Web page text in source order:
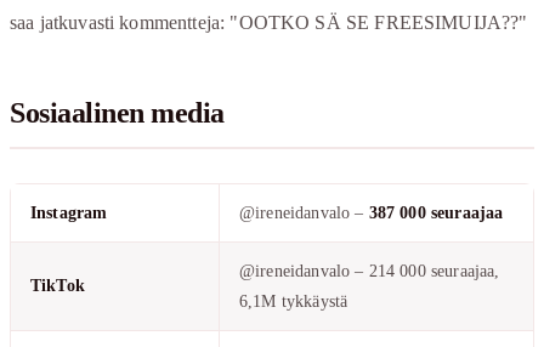
saa jatkuvasti kommentteja: "OOTKO SÄ SE FREESIMUIJA??"
Sosiaalinen media
Instagram @ireneidanvalo – 387 000 seuraajaa
TikTok
@ireneidanvalo – 214 000 seuraajaa,
6,1M tykkäystä